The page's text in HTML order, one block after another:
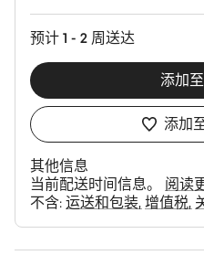
预计 1 - 2 周送达
添加
添加
其他信息
当前配送时间信息。 阅读
不含: 运送和包装 增值税